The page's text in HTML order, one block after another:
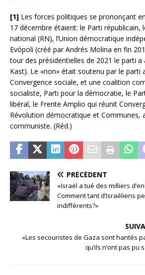
[1] Les forces politiques se prononçant
17 décembre étaient: le Parti républicain,
national (RN), l’Union démocratique
Evópoli (créé par Andrés Molina en fin
tour des présidentielles de 2021 le parti a
Kast). Le «non» était soutenu par le parti
Convergence sociale, et une coalition
socialiste, Parti pour la démocratie, le
libéral, le Frente Amplio qui réunit
Révolution démocratique et Communes,
communiste. (Réd.)
PRÉCÉDENT
«Israël a tué des milliers
Comment tant d’Israéliens
indifférents?»
«Les secouristes de Gaza sont hantés
qu’ils n’ont pas pu